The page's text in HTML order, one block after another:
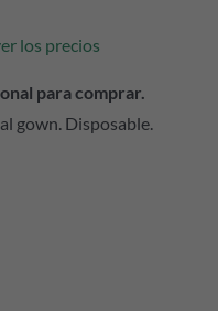
los precios
para comprar.
gown. Disposable.